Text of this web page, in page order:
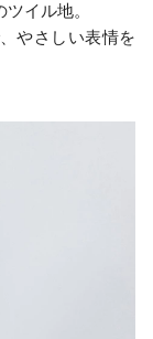
イル地。
やさしい表情を